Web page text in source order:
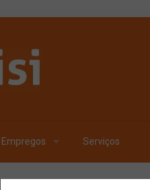
Empregos Serviços